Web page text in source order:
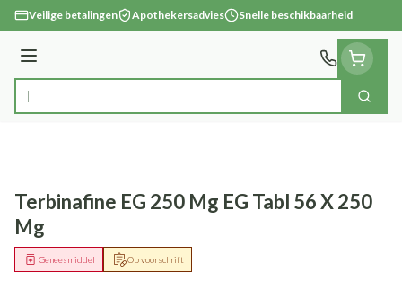
Ga naar de inhoud
Veilige betalingen Apothekersadvies Snelle beschikbaarheid
Menu
Product, merk, categorie... Zoek
Terbinafine EG 250 Mg EG Tabl 56 X 250
Mg
Op voorschrift
Geneesmiddel